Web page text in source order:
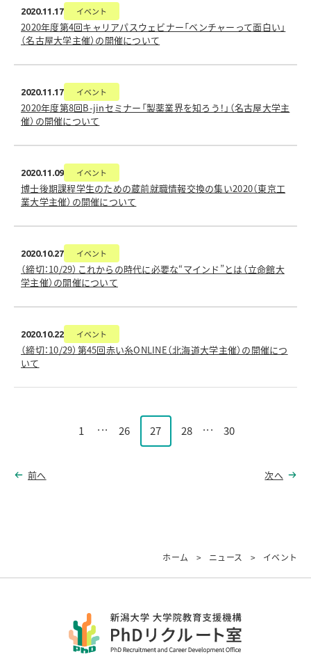
2020.11.17 イベント
2020年度第4回キャリアパスウェビナー「ベンチャーって面白い」
（名古屋大学主催）の開催について
2020.11.17 イベント
2020年度第8回B-jinセミナー「製薬業界を知ろう！」（名古屋大学主
催）の開催について
2020.11.09 イベント
博士後期課程学生のための蔵前就職情報交換の集い2020（東京工
業大学主催）の開催について
2020.10.27 イベント
（締切：10/29）これからの時代に必要な“マインド”とは（立命館大
学主催）の開催について
2020.10.22 イベント
（締切：10/29）第45回赤い糸ONLINE（北海道大学主催）の開催につ
いて
1
前へ
... 26 27 28 ...
次へ
30
ホーム ニュース イベント